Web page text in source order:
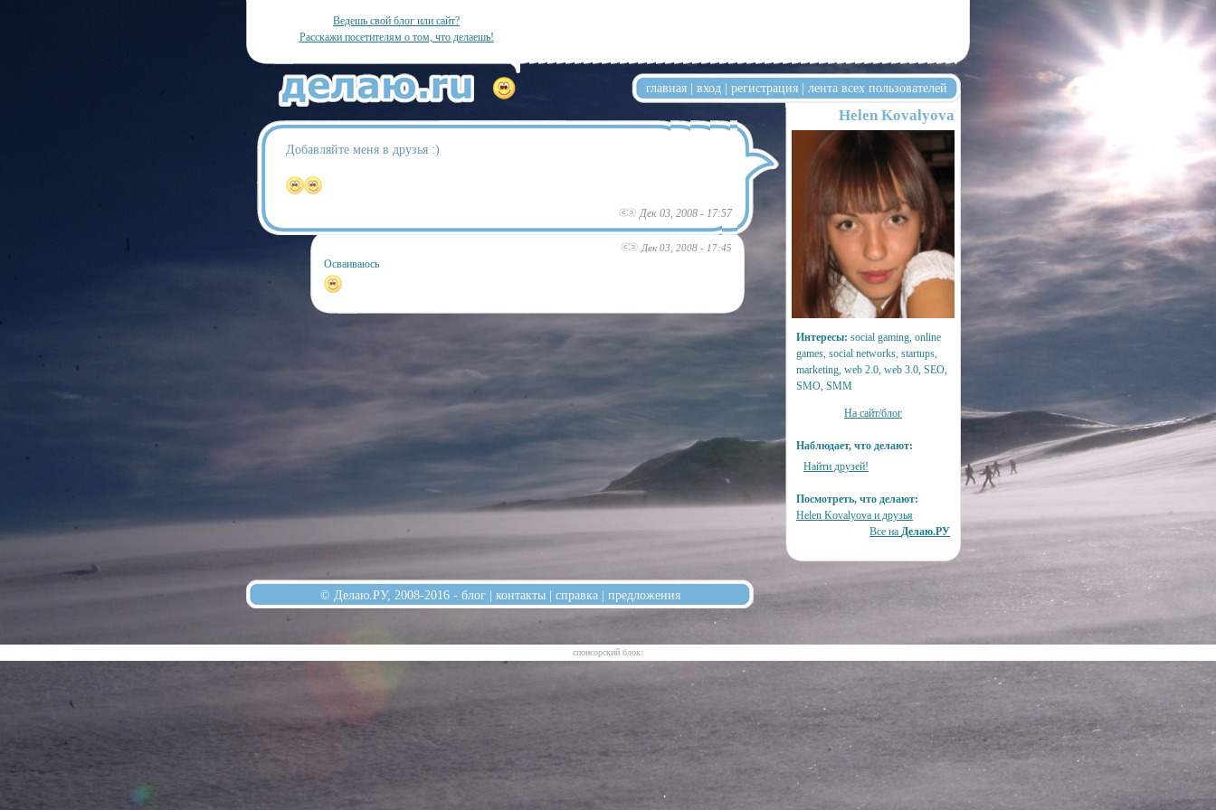
Ведешь свой блог или сайт?
Расскажи посетителям о том, что делаешь!
главная | вход | регистрация | лента всех пользователей
Добавляйте меня в друзья :)
Дек 03, 2008 - 17:57
Дек 03, 2008 - 17:45
Осваиваюсь
Helen Kovalyova
Интересы: social gaming, online
games, social networks, startups,
marketing, web 2.0, web 3.0, SEO,
SMO, SMM
На сайт/блог
Наблюдает, что делают:
Найти друзей!
Посмотреть, что делают:
Helen Kovalyova и друзья
Все на Делаю.РУ
© Делаю.РУ, 2008-2016 - блог | контакты | справка | предложения
cпонсорский блок: